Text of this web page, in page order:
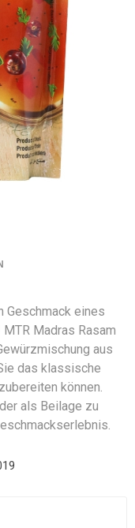
Geschmack eines
Madras Rasam
aus
das klassische
können.
als Beilage zu